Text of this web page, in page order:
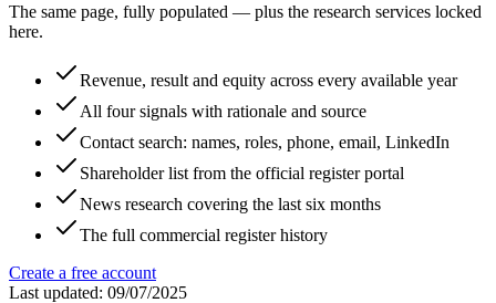
The same page, fully populated — plus the research services locked
here.
Revenue, result and equity across every available year
All four signals with rationale and source
Contact search: names, roles, phone, email, LinkedIn
Shareholder list from the official register portal
News research covering the last six months
The full commercial register history
Create a free account
Last updated: 09/07/2025